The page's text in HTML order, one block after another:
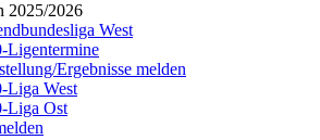
2025/2026
West
Ligentermine
Ergebnisse melden
Liga West
Liga Ost